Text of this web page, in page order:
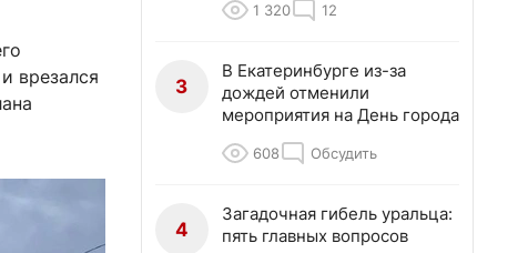
врезался
1 320 12
3
В Екатеринбурге из-за
дождей отменили
мероприятия на День города
608 Обсудить
4
Загадочная гибель уральца:
пять главных вопросов